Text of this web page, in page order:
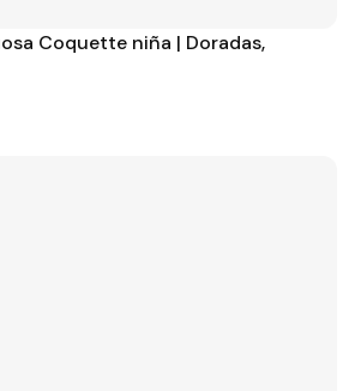
Coquette niña | Doradas,